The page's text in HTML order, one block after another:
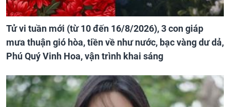
Tử vi tuần mới (từ 10 đến 16/8/2026), 3 con giáp
mưa thuận gió hòa, tiền về như nước, bạc vàng dư dả,
Phú Quý Vinh Hoa, vận trình khai sáng